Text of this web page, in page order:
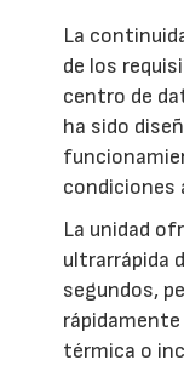
La
de los
centro de
ha sido
condiciones
La unidad
ultrarrápida
segundos,
térmica o